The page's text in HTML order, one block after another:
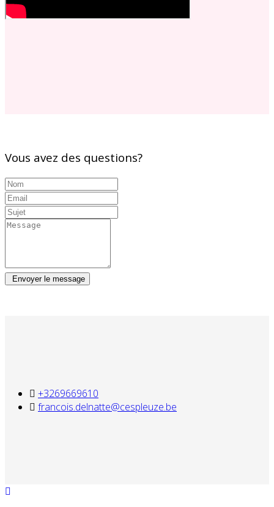
Vous avez des questions?
Envoyer le message
+3269669610
francois.delnatte@cespleuze.be